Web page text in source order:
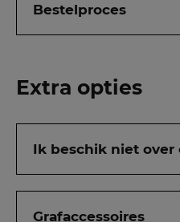
Bestelproces
Extra opties
Ik beschik niet over
Grafaccessoires